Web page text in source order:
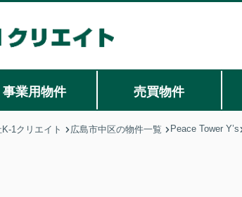
事業用物件 売買物件
1クリエイト 広島市中区の物件一覧 Peace Tower Y’s